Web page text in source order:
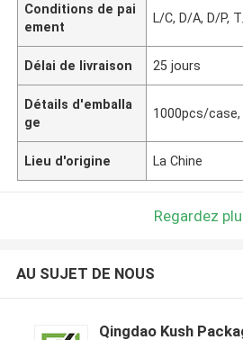
Conditions de pai
ement
L/C, D/A, D/P,
Délai de livraison 25 jours
Détails d'emballa
ge
1000pcs/case,
Lieu d'origine La Chine
Regardez
AU SUJET DE NOUS
Qingdao Kush